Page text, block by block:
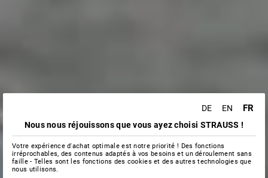
DE EN FR
Nous nous réjouissons que vous ayez choisi STRAUSS !
Votre expérience d'achat optimale est notre priorité ! Des fonctions
irréprochables, des contenus adaptés à vos besoins et un déroulement sans
faille - Telles sont les fonctions des cookies et des autres technologies que
nous utilisons.